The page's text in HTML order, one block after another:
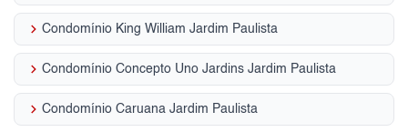
keyboard_arrow_right Condomínio King William Jardim Paulista
keyboard_arrow_right Condomínio Concepto Uno Jardins Jardim Paulista
keyboard_arrow_right Condomínio Caruana Jardim Paulista